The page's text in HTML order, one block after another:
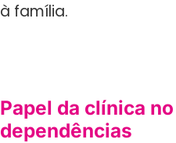
à família.
Papel da clínica
dependências